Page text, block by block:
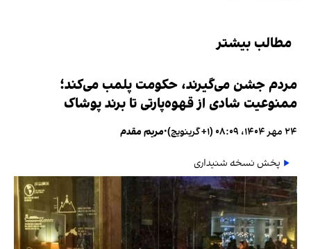
مطالب بیشتر
مردم جشن می‌گیرند، حکومت پلمب می‌کند؛
ممنوعیت شادی از قهوه‌پارتی تا برند پوشاک
۲۴ مهر ۱۴۰۴، ۰۸:۰۹ (‎+۱ گرینویچ) •مریم مقدم
پخش نسخه شنیداری